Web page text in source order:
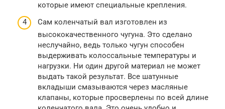
которые имеют специальные крепления.
Сам коленчатый вал изготовлен из
высококачественного чугуна. Это сделано
неслучайно, ведь только чугун способен
выдерживать колоссальные температуры и
нагрузки. Ни один другой материал не может
выдать такой результат. Все шатунные
вкладыши смазываются через масляные
клапаны, которые просверлены по всей длине